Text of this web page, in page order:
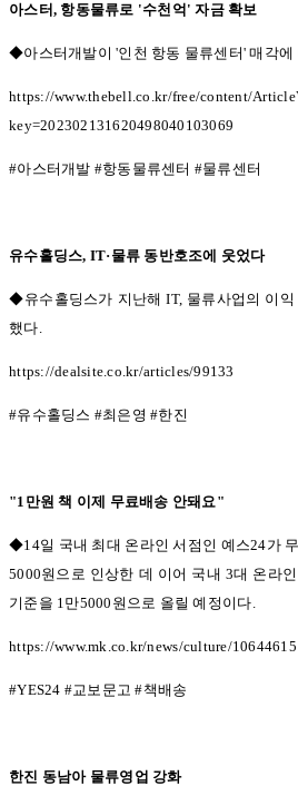
아스터 , 항동물류로 '수천억 '자금 확보
◆아스터개발이 '인천 항동 물류센터'매각에
https://www.thebell.co.kr/free/content/
key=202302131620498040103069
#아스터개발 #항동물류센터 #물류센터
유수홀딩스, IT· 물류 동반호조에 웃었다
◆유수홀딩스가 지난해 IT, 물류사업의 이
했다.
https://dealsite.co.kr/articles/99133
#유수홀딩스 #최은영#한진
"1 만원 책 이제 무료배송 안돼요"
◆14일 국내 최대 온라인 서점인 예스24가
5000원으로 인상한 데 이어 국내 3대 온라
기준을 1만5000 원으로 올릴 예정이다.
https://www.mk.co.kr/news/culture/10644615
#YES24 #교보문고#책배송
한진 동남아 물류영업 강화